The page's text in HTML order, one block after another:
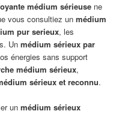
médium sérieuse ne
vous consultiez unmédium
pur serieux, les
Unmédium sérieux par
énergies sans support
médium sérieux,
sérieux et reconnu.
unmédium sérieux